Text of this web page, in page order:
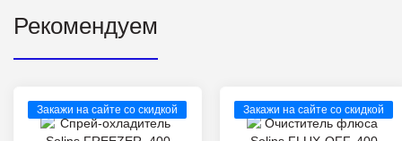
Рекомендуем
Закажи на сайте со скидкой Закажи на сайте со скидкой